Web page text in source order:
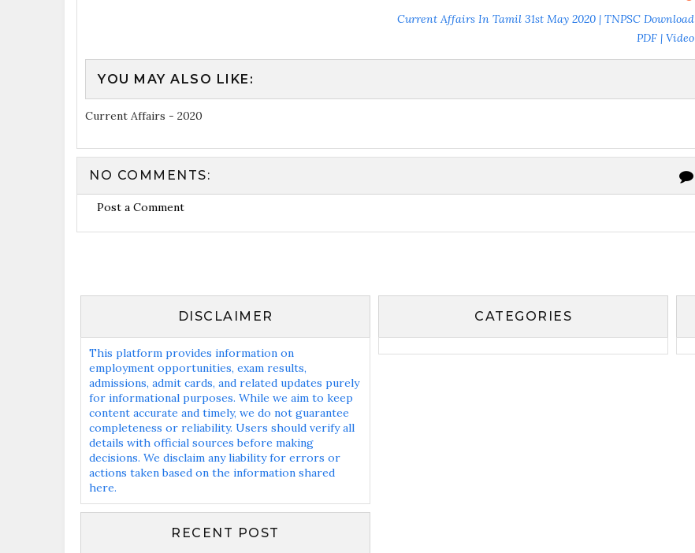
Current Affairs In Tamil 31st May 2020 | TNPSC Download
PDF | Video
YOU MAY ALSO LIKE:
Current Affairs - 2020
NO COMMENTS:
Post a Comment
DISCLAIMER
This platform provides information on
employment opportunities, exam results,
admissions, admit cards, and related updates purely
for informational purposes. While we aim to keep
content accurate and timely, we do not guarantee
completeness or reliability. Users should verify all
details with official sources before making
decisions. We disclaim any liability for errors or
actions taken based on the information shared
here.
RECENT POST
CATEGORIES